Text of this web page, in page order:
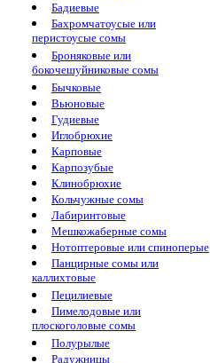
Бадиевые
Бахромчатоусые или
перистоусые сомы
Броняковые или
бокочешуйниковые сомы
Бычковые
Вьюновые
Гудиевые
Иглобрюхие
Карповые
Карпозубые
Клинобрюхие
Кольчужные сомы
Лабиринтовые
Мешкожаберные сомы
Нотоптеровые или спиноперые
Панцирные сомы или
каллихтовые
Пецилиевые
Пимелодовые или
плоскоголовые сомы
Полурылые
Радужницы